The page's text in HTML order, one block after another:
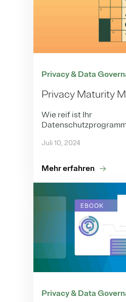
Privacy & Data
Privacy Maturity
Wie reif ist Ihr
Juli 10, 2024
Mehr erfahren
Privacy & Data